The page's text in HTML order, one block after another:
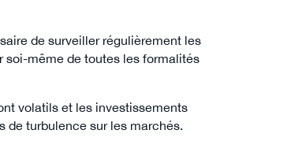
de surveiller régulièrement les
soi-même de toutes les formalités
volatils et les investissements
de turbulence sur les marchés.